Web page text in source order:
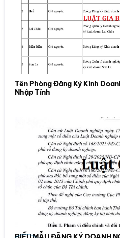
Tên Phòng Đăng Ký Kinh
Nhập Tỉnh